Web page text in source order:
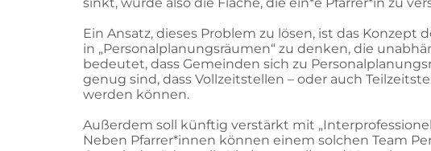
Ein Ansatz, dieses Problem zu lösen, ist das
in „Personalplanungsräumen“ zu denken, die
bedeutet, dass Gemeinden sich zu
genug sind, dass Vollzeitstellen – oder auch
werden können.
Außerdem soll künftig verstärkt mit
Neben Pfarrer*innen können einem solchen Team